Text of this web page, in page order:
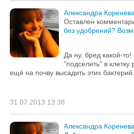
Александра Коренева
Оставлен
без удобрений?
Да ну, бред какой-
"подселить" в
ещё на почву высадить этих
31.07.2013 13:38
Александра Коренева